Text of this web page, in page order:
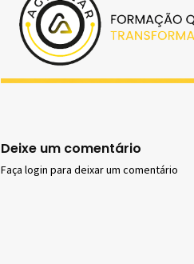
Deixe um comentário
Faça login para deixar um comentário